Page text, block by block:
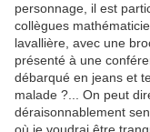
personnage, il est
collègues
lavallière, avec une
présenté à une
débarqué en jeans et
malade ?... On peut
déraisonnablement